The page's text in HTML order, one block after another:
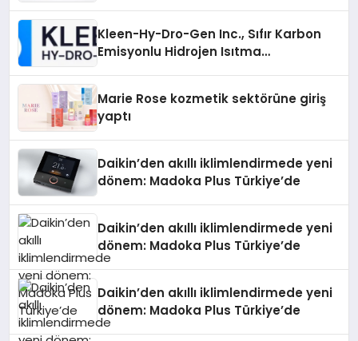
Kleen-Hy-Dro-Gen Inc., Sıfır Karbon
Emisyonlu Hidrojen Isıtma
Marie Rose kozmetik sektörüne giriş
yaptı
Daikin’den akıllı iklimlendirmede yeni
dönem: Madoka Plus Türkiye’de
Daikin’den akıllı iklimlendirmede yeni
dönem: Madoka Plus Türkiye’de
Daikin’den akıllı iklimlendirmede yeni
dönem: Madoka Plus Türkiye’de